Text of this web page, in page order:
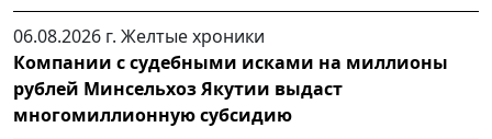
06.08.2026 г. Желтые хроники
Компании с судебными исками на миллионы
рублей Минсельхоз Якутии выдаст
многомиллионную субсидию